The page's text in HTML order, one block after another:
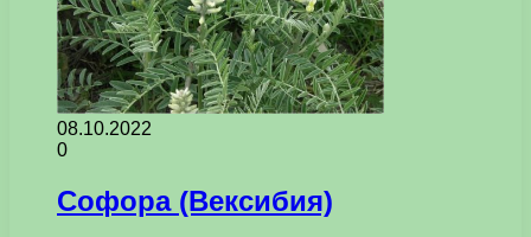
08.10.2022
0
Софора (Вексибия)